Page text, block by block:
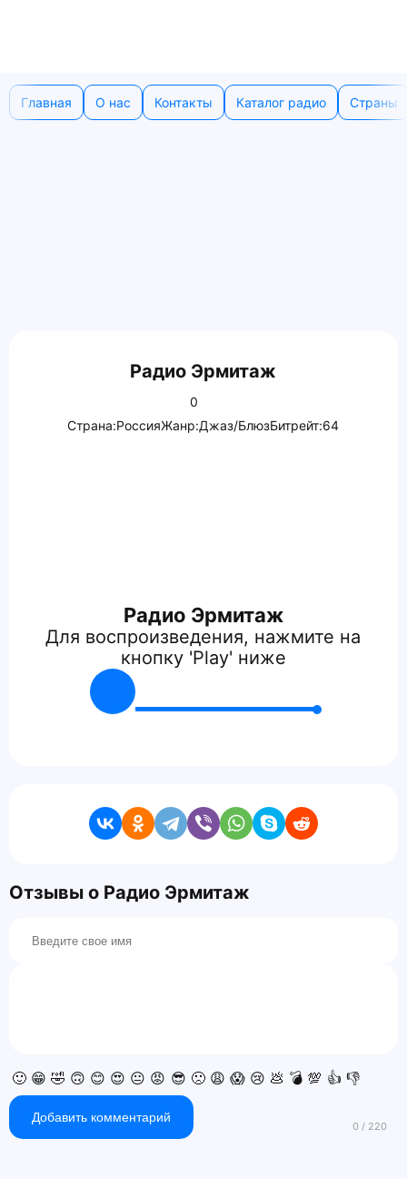
Главная О нас Контакты Каталог радио Страны
Радио Эрмитаж
0
Страна:РоссияЖанр:Джаз/БлюзБитрейт:64
Радио Эрмитаж
Для воспроизведения, нажмите на
кнопку 'Play' ниже
Отзывы о Радио Эрмитаж
🙂 😁 🤣 🙃 😊 😍 😐 😡 😎 🙁 😩 😱 😢 💩 💣 💯 👍 👎
Добавить комментарий